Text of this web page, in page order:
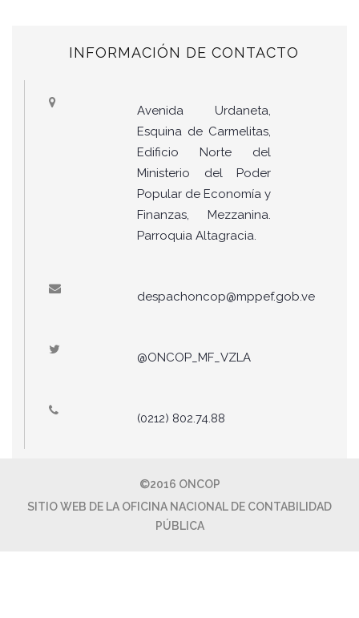
INFORMACIÓN DE CONTACTO
Avenida Urdaneta,
Esquina de Carmelitas,
Edificio Norte del
Ministerio del Poder
Popular de Economía y
Finanzas, Mezzanina.
Parroquia Altagracia.
despachoncop@mppef.gob.ve
@ONCOP_MF_VZLA
(0212) 802.74.88
©2016 ONCOP
SITIO WEB DE LA OFICINA NACIONAL DE CONTABILIDAD
PÚBLICA